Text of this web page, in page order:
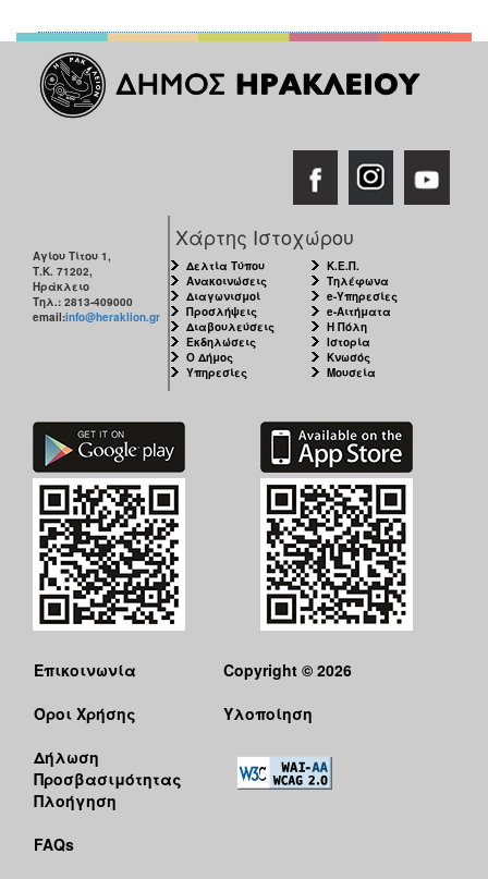
Αγίου Τίτου 1,
Τ.Κ. 71202,
Ηράκλειο
Τηλ.: 2813-409000
email:info@heraklion.gr
Χάρτης Ιστοχώρου
Δελτία Τύπου
Ανακοινώσεις
Διαγωνισμοί
Προσλήψεις
Διαβουλεύσεις
Εκδηλώσεις
Ο Δήμος
Υπηρεσίες
Κ.Ε.Π.
Τηλέφωνα
e-Υπηρεσίες
e-Αιτήματα
Η Πόλη
Ιστορία
Κνωσός
Μουσεία
Επικοινωνία
Όροι Χρήσης
Δήλωση
Προσβασιμότητας
Πλοήγηση
FAQs
Copyright © 2026
Υλοποίηση